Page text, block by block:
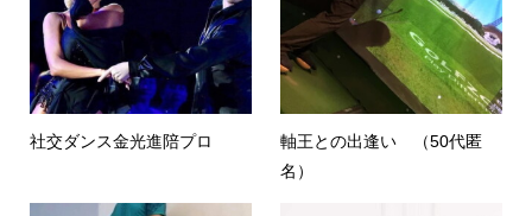
社交ダンス金光進陪プロ
軸王との出逢い （50代匿
名）